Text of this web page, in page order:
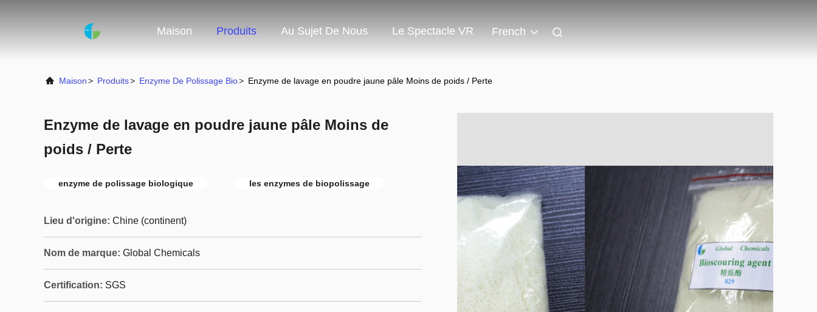
Maison Produits Au Sujet De Nous Le Spectacle VR French
Maison> Produits> Enzyme De Polissage Bio> Enzyme de lavage en poudre jaune pâle Moins de poids / Perte
Enzyme de lavage en poudre jaune pâle Moins de
poids / Perte
enzyme de polissage biologique les enzymes de biopolissage
Lieu d'origine: Chine (continent)
Nom de marque: Global Chemicals
Certification: SGS